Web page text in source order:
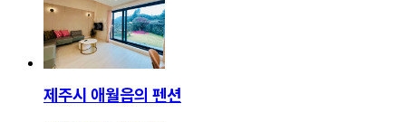
제주시 애월읍의 펜션